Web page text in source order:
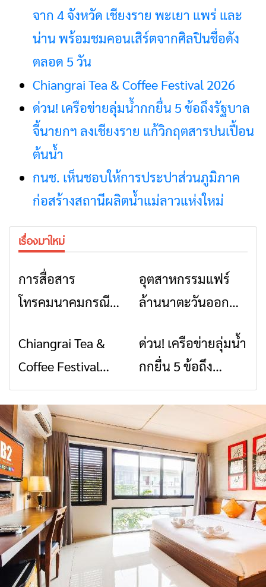
จาก 4 จังหวัด เชียงราย พะเยา แพร่ และ
น่าน พร้อมชมคอนเสิร์ตจากศิลปินชื่อดัง
ตลอด 5 วัน
Chiangrai Tea & Coffee Festival 2026
ด่วน! เครือข่ายลุ่มน้ำกกยื่น 5 ข้อถึงรัฐบาล
จี้นายกฯ ลงเชียงราย แก้วิกฤตสารปนเปื้อน
ต้นน้ำ
กนช. เห็นชอบให้การประปาส่วนภูมิภาค
ก่อสร้างสถานีผลิตน้ำแม่ลาวแห่งใหม่
เรื่องมาใหม่
การสื่อสาร
โทรคมนาคมกรณีภัย
สัญญาณขาด การ
สื่อสารต้องไม่หยุด
ข่าวเชียงราย
อุตสาหกรรมแฟร์
ล้านนาตะวันออก
สินค้าเด่น และเสน่ห์
วัฒนธรรมจาก 4
จังหวัด เชียงราย
พะเยา แพร่ และ
น่าน พร้อมชม
คอนเสิร์ตจากศิลปิน
ชื่อดังตลอด 5 วัน
ข่าวเชียงราย
Chiangrai Tea &
Coffee Festival
2026
ข่าวเชียงราย
ด่วน! เครือข่ายลุ่มน้ำ
กกยื่น 5 ข้อถึง
รัฐบาล จี้นายกฯ ลง
เชียงราย แก้วิกฤต
สารปนเปื้อนต้นน้ำ